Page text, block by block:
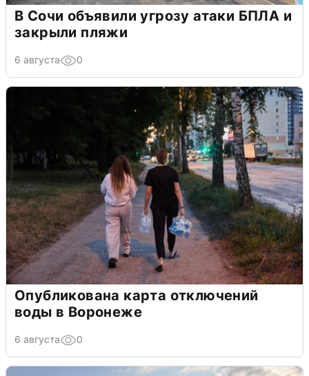
В Сочи объявили угрозу атаки БПЛА и
закрыли пляжи
6 августа 0
Опубликована карта отключений
воды в Воронеже
6 августа 0